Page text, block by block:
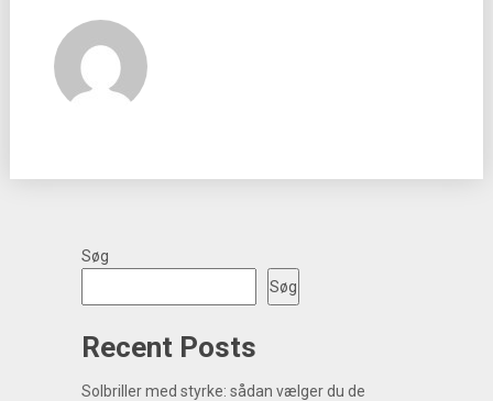
Søg
Søg
Recent Posts
Solbriller med styrke: sådan vælger du de